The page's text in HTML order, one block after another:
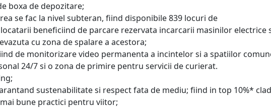
boxa de depozitare;
se fac la nivel subteran, fiind disponibile 839 locuri de
beneficiind de parcare rezervata incarcarii masinilor electrice
cu zona de spalare a acestora;
de monitorizare video permanenta a incintelor si a spatiilor
24/7 si o zona de primire pentru servicii de curierat.
sustenabilitate si respect fata de mediu; fiind in top 10%*
bune practici pentru viitor;